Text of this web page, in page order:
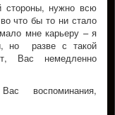
стороны, нужно всю
что бы то ни стало
мне карьеру – я
но разве с такой
Вас немедленно
воспоминания,